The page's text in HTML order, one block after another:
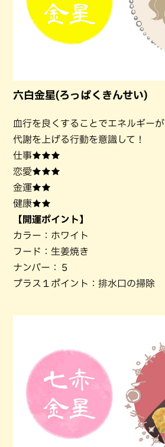
六白金星(ろっぱくきんせい)
血行を良くすることでエネルギーが
代謝を上げる行動を意識して！
仕事★★★
恋愛★★★
金運★★
健康★★
【開運ポイント】
カラー：ホワイト
フード：生姜焼き
ナンバー：５
プラス１ポイント：排水口の掃除